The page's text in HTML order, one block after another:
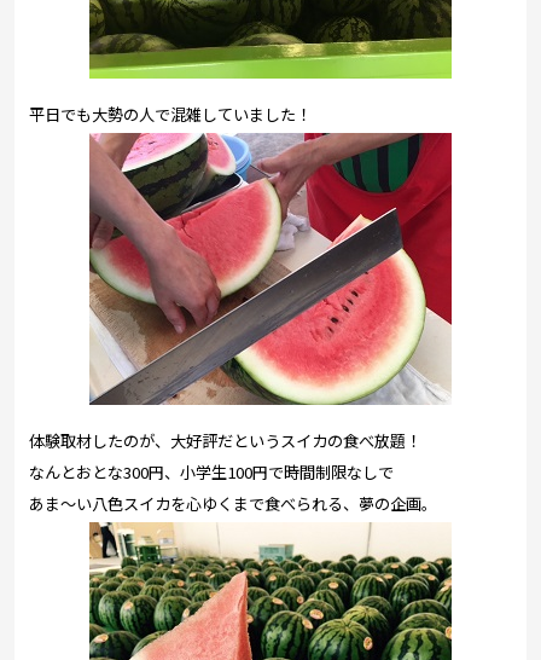
ショッピング
会社概要・ビジョン
お問い合わせ
平日でも大勢の人で混雑していました！
体験取材したのが、大好評だというスイカの食べ放題！
なんとおとな300円、小学生100円で時間制限なしで
あま～い八色スイカを心ゆくまで食べられる、夢の企画。